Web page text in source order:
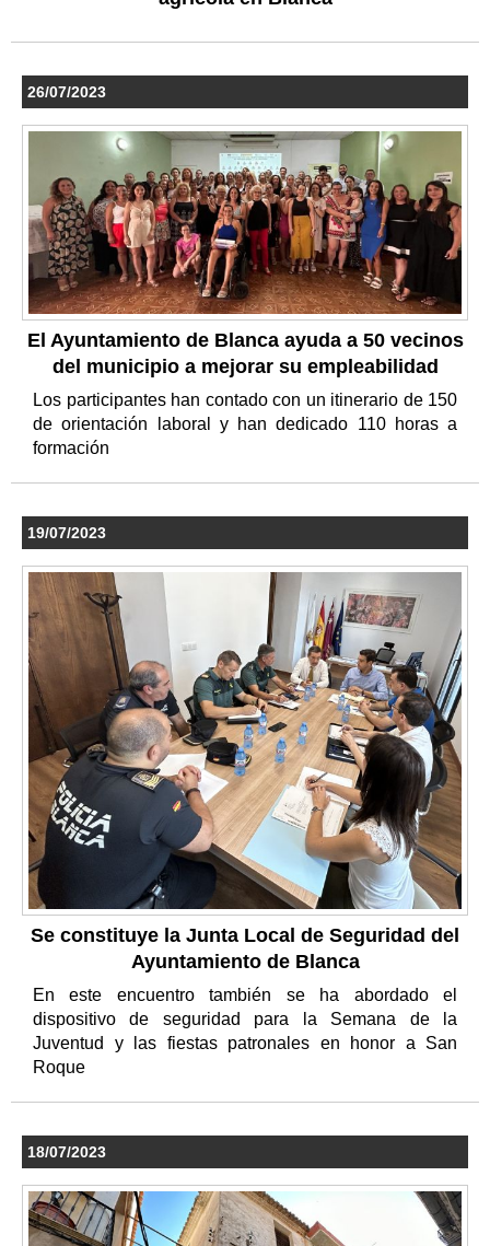
26/07/2023
El Ayuntamiento de Blanca ayuda a 50 vecinos
del municipio a mejorar su empleabilidad
Los participantes han contado con un itinerario de 150
de orientación laboral y han dedicado 110 horas a
formación
19/07/2023
Se constituye la Junta Local de Seguridad del
Ayuntamiento de Blanca
En este encuentro también se ha abordado el
dispositivo de seguridad para la Semana de la
Juventud y las fiestas patronales en honor a San
Roque
18/07/2023